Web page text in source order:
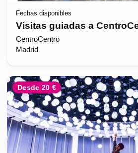
Fechas disponibles
Visitas guiadas a
CentroCentro
Madrid
Desde 20 €